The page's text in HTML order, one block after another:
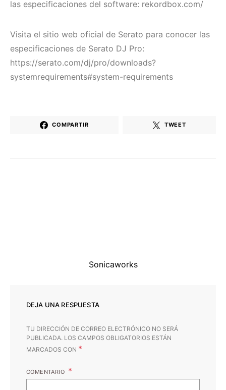
las especificaciones del software: rekordbox.com/
Visita el sitio web oficial de Serato para conocer las
especificaciones de Serato DJ Pro:
https://serato.com/dj/pro/downloads?
systemrequirements#system-requirements
COMPARTIR TWEET
Sonicaworks
DEJA UNA RESPUESTA
TU DIRECCIÓN DE CORREO ELECTRÓNICO NO SERÁ
PUBLICADA. LOS CAMPOS OBLIGATORIOS ESTÁN
MARCADOS CON *
COMENTARIO